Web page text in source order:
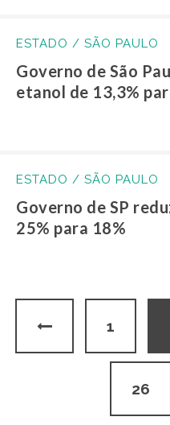
ESTADO / SÃO PAULO
Governo de São
etanol de 13,3%
ESTADO / SÃO PAULO
Governo de SP
25% para 18%
1
26